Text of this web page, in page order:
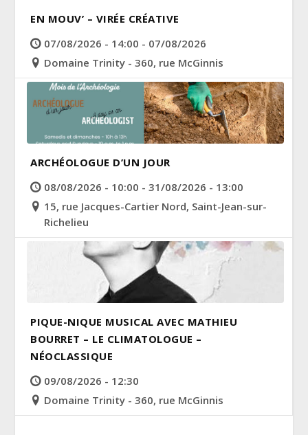
EN MOUV’ – VIRÉE CRÉATIVE
07/08/2026 - 14:00 - 07/08/2026
Domaine Trinity - 360, rue McGinnis
ARCHÉOLOGUE D’UN JOUR
08/08/2026 - 10:00 - 31/08/2026 - 13:00
15, rue Jacques-Cartier Nord, Saint-Jean-sur-
Richelieu
PIQUE-NIQUE MUSICAL AVEC MATHIEU
BOURRET – LE CLIMATOLOGUE –
NÉOCLASSIQUE
09/08/2026 - 12:30
Domaine Trinity - 360, rue McGinnis